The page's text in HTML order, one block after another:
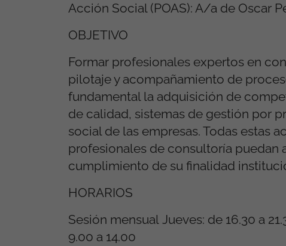
Acción Social (POAS): A/a de Oscar
OBJETIVO
Formar profesionales expertos en
pilotaje y acompañamiento de
fundamental la adquisición de
de calidad, sistemas de gestión por
social de las empresas. Todas estas
profesionales de consultoría puedan
cumplimiento de su finalidad
HORARIOS
Sesión mensual Jueves: de 16.30 a
9.00 a 14.00